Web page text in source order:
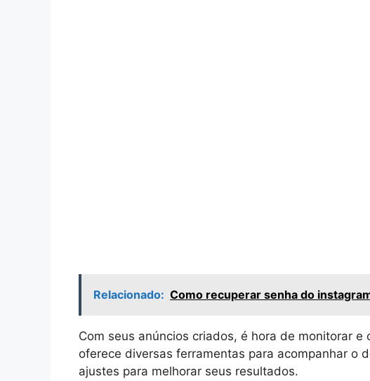
Relacionado: Como recuperar senha do
Com seus anúncios criados, é hora de monitorar e
oferece diversas ferramentas para acompanhar o
ajustes para melhorar seus resultados.